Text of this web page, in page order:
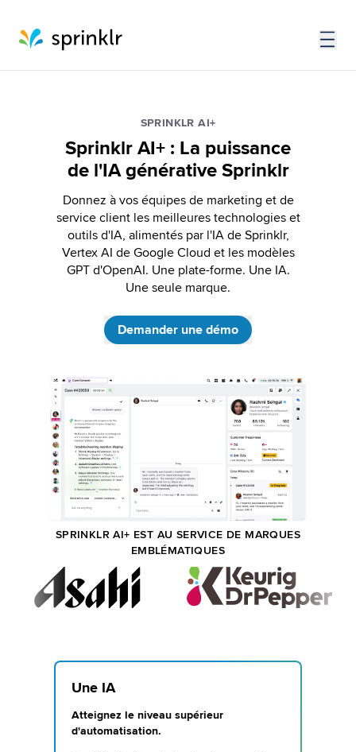
SPRINKLR AI+
Sprinklr AI+ : La puissance
de l'IA générative Sprinklr
Donnez à vos équipes de marketing et de
service client les meilleures technologies et
outils d'IA, alimentés par l'IA de Sprinklr,
Vertex AI de Google Cloud et les modèles
GPT d'OpenAI. Une plate-forme. Une IA.
Une seule marque.
Demander une démo
SPRINKLR AI+ EST AU SERVICE DE MARQUES
EMBLÉMATIQUES
Une IA
Atteignez le niveau supérieur
d'automatisation.